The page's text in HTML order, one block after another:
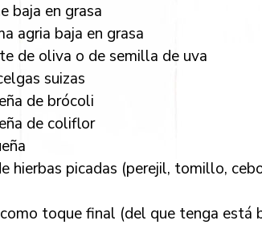
baja en grasa
agria baja en grasa
de oliva o de semilla de uva
suizas
de brócoli
de coliflor
hierbas picadas (perejil, tomillo,
toque final (del que tenga está